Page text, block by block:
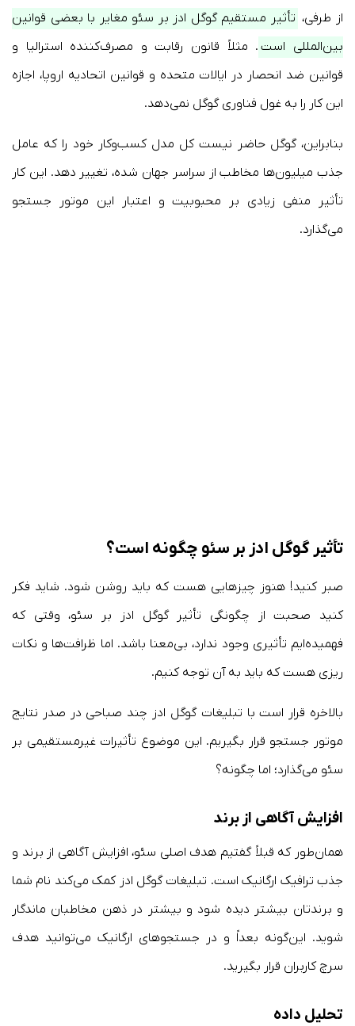
از طرفی، تأثیر مستقیم گوگل ادز بر سئو مغایر با بعضی قوانین
بین‌المللی است . مثلاً قانون رقابت و مصرف‌کننده استرالیا و
قوانین ضد انحصار در ایالات متحده و قوانین اتحادیه اروپا، اجازه
این کار را به غول فناوری گوگل نمی‌دهد.
بنابراین، گوگل حاضر نیست کل مدل کسب‌وکار خود را که عامل
جذب میلیون‌ها مخاطب از سراسر جهان شده، تغییر دهد. این کار
تأثیر منفی زیادی بر محبوبیت و اعتبار این موتور جستجو
می‌گذارد.
تأثیر گوگل ادز بر سئو چگونه است؟
صبر کنید! هنوز چیزهایی هست که باید روشن شود. شاید فکر
کنید صحبت از چگونگی تأثیر گوگل ادز بر سئو، وقتی که
فهمیده‌ایم تأثیری وجود ندارد، بی‌معنا باشد. اما ظرافت‌ها و نکات
ریزی هست که باید به آن توجه کنیم.
بالاخره قرار است با تبلیغات گوگل ادز چند صباحی در صدر نتایج
موتور جستجو قرار بگیریم. این موضوع تأثیرات غیرمستقیمی بر
سئو می‌گذارد؛ اما چگونه؟
افزایش آگاهی از برند
همان‌طور که قبلاً گفتیم هدف اصلی سئو، افزایش آگاهی از برند و
جذب ترافیک ارگانیک است. تبلیغات گوگل ادز کمک می‌کند نام شما
و برندتان بیشتر دیده شود و بیشتر در ذهن مخاطبان ماندگار
شوید. این‌گونه بعداً و در جستجوهای ارگانیک می‌توانید هدف
سرچ کاربران قرار بگیرید.
تحلیل داده